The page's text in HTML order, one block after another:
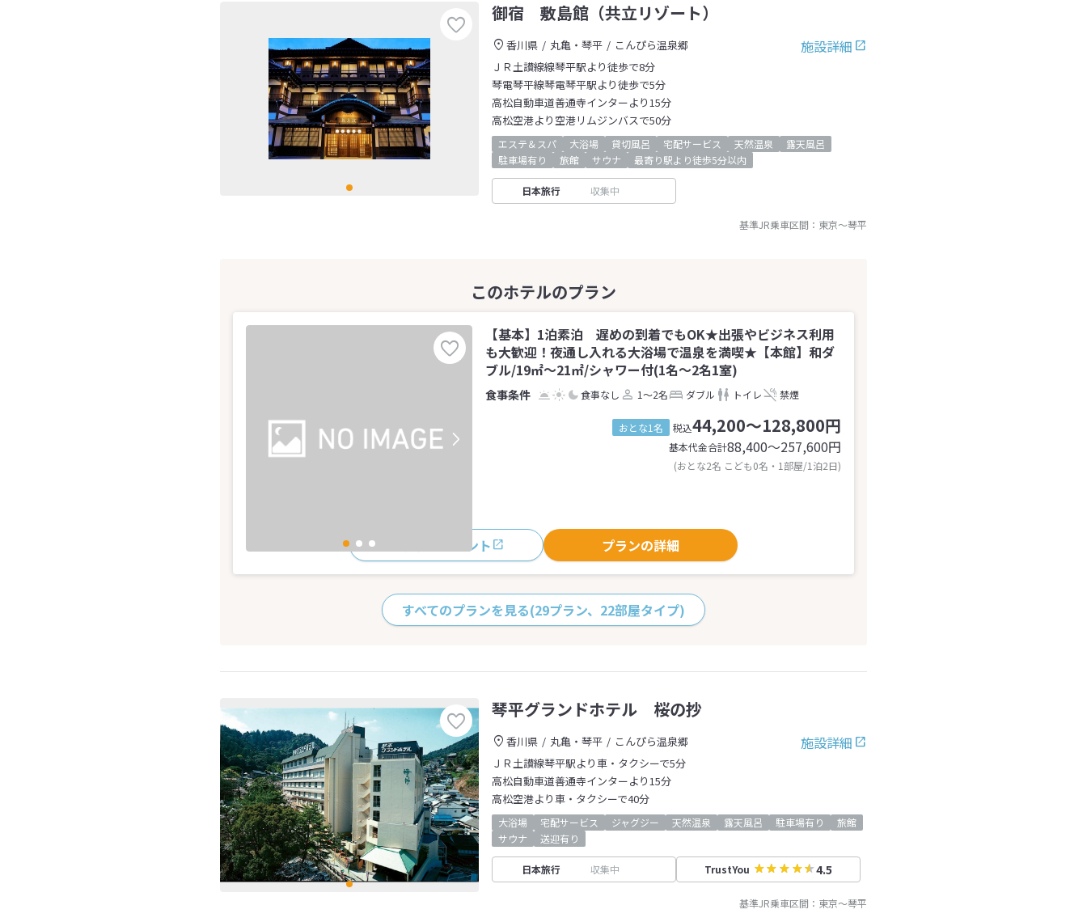
御宿 敷島館（共立リゾート）
施設詳細
香川県 丸亀・琴平
こんぴら温泉郷
ＪＲ土讃線線琴平駅より徒歩で8分
琴電琴平線琴電琴平駅より徒歩で5分
高松自動車道善通寺インターより15分
高松空港より空港リムジンバスで50分
エステ＆スパ 大浴場 貸切風呂 宅配サービス 天然温泉
露天風呂
駐車場有り
旅館 サウナ 最寄り駅より徒歩5分以内
日本旅行 収集中
基準JR乗車区間： 東京～琴平
【基本】1泊素泊 遅めの到着でもOK★出張やビジネス利用
も大歓迎！夜通し入れる大浴場で温泉を満喫★【本館】和ダ
ブル/19㎡～21㎡/シャワー付(1名～2名1室)
食事なし 1～2名 ダブル トイレ 禁煙
おとな1名 税込44,200～128,800円
基本代金合計88,400〜257,600円
(おとな2名 こども0名・1部屋/1泊2日)
おすすめポイント プランの詳細
すべてのプランを見る(29プラン、22部屋タイプ)
琴平グランドホテル 桜の抄
施設詳細
香川県 丸亀・琴平
こんぴら温泉郷
ＪＲ土讃線琴平駅より車・タクシーで5分
高松自動車道善通寺インターより15分
高松空港より車・タクシーで40分
大浴場 宅配サービス ジャグジー 天然温泉 露天風呂 駐車場有り
旅館
サウナ
送迎有り
日本旅行 収集中 TrustYou 4.5
基準JR乗車区間： 東京～琴平